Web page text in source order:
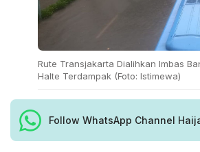
Rute Transjakarta Dialihkan Imbas
Halte Terdampak (Foto: Istimewa)
Follow WhatsApp Channel